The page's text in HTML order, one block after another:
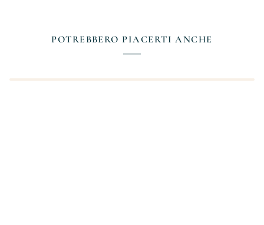
POTREBBERO PIACERTI ANCHE